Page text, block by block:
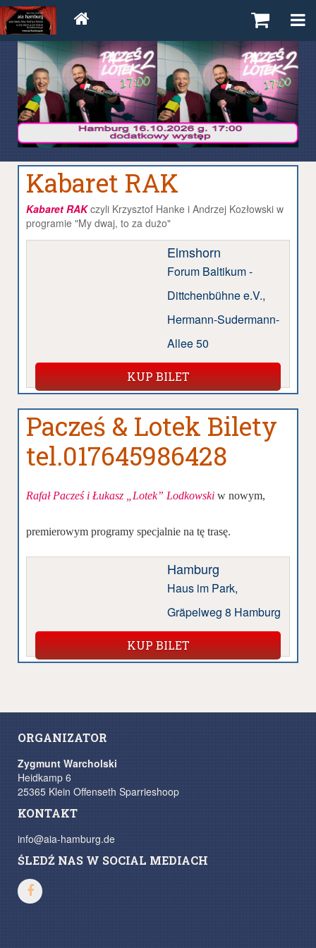
Kabaret RAK
Kabaret RAKczyli Krzysztof Hanke i Andrzej Kozłowski w
programie "My dwaj, to za dużo"
Elmshorn
Forum Baltikum -
Dittchenbühne e.V.,
Hermann-Sudermann-
Allee 50
KUP BILET
Pacześ & Lotek Bilety
tel.017645986428
Rafał Pacześ i Łukasz „Lotek” Lodkowski w nowym,
premierowym programy specjalnie na tę trasę.
Hamburg
Haus im Park,
Gräpelweg 8 Hamburg
KUP BILET
ORGANIZATOR
Zygmunt Warcholski
Heidkamp 6
25365 Klein Offenseth Sparrieshoop
KONTAKT
info@aia-hamburg.de
ŚLEDŹ NAS W SOCIAL MEDIACH